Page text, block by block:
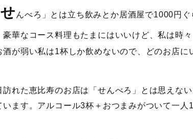
せ んべろ」とは立ち飲みとか居酒屋で1000円
豪華なコース料理もたまにはいいけど、私は時
酒が弱い私は1杯しか飲めないので、どのお店に
訪れた恵比寿のお店は「せんべろ」とは思えな
います。アルコール3杯＋おつまみがついて一人